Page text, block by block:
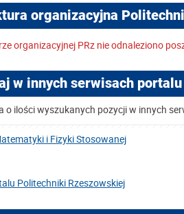
organizacyjna
organizacyjnej PRz nie odnaleziono
w innych serwisach portalu
o ilości wyszukanych pozycji w innych
i Fizyki Stosowanej
Politechniki Rzeszowskiej